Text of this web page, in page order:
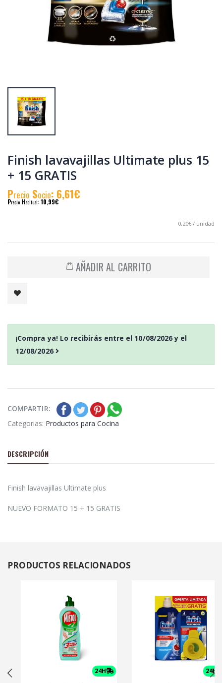
Finish lavavajillas Ultimate plus 15
+ 15 GRATIS
Precio Socio: 6,61€
Precio Habitual: 10,99€
0,20€ / unidad
AÑADIR AL CARRITO
¡Compra ya! Lo recibirás entre el 10/08/2026y el
12/08/2026
COMPARTIR:
Categorias: Productos para Cocina
DESCRIPCIÓN
Finish lavavajillas Ultimate plus
NUEVO FORMATO 15 + 15 GRATIS
Finish lavavajillas
Abrillantador 500ml
+ ambientador
Finish limón
Socio: 4,77€
Finish lavavajillas
Gel All in One Plus
33+2 lavados
PrecioSocio: 3,84€
PRODUCTOS RELACIONADOS
24H 24H